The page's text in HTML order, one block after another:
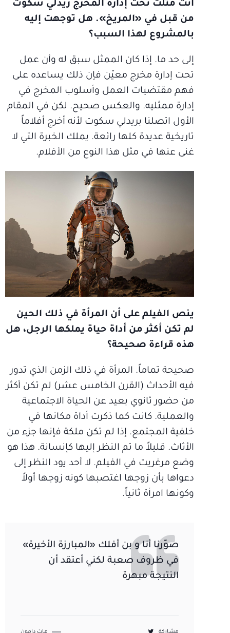
أنت مثلت تحت إدارة المخرج ريدلي سكوت
من قبل في «المريخ». هل توجهت إليه
بالمشروع لهذا السبب؟
إلى حد ما. إذا كان الممثل سبق له وأن عمل
تحت إدارة مخرج معيّن فإن ذلك يساعده على
فهم مقتضيات العمل وأسلوب المخرج في
إدارة ممثليه. والعكس صحيح. لكن في المقام
الأول اتصلنا بريدلي سكوت لأنه أخرج أفلاماً
تاريخية عديدة كلها رائعة. يملك الخبرة التي لا
غنى عنها في مثل هذا النوع من الأفلام.
ينص الفيلم على أن المرأة في ذلك الحين
لم تكن أكثر من أداة حياة يملكها الرجل، هل
هذه قراءة صحيحة؟
صحيحة تماماً. المرأة في ذلك الزمن الذي تدور
فيه الأحداث (القرن الخامس عشر) لم تكن أكثر
من حضور ثانوي بعيد عن الحياة الاجتماعية
والعملية. كانت كما ذكرت أداة مكانها في
خلفية المجتمع. إذا لم تكن ملكة فإنها جزء من
الأثاث. قليلاً ما تم النظر إليها كإنسانة. هذا هو
وضع مرغريت في الفيلم. لا أحد يود النظر إلى
دعواها بأن زوجها اغتصبها كونه زوجها أولاً
وكونها امرأة ثانياً.
صوّرنا أنا و بن أفلك «المبارزة الأخيرة»
في ظروف صعبة لكني أعتقد أن
النتيجة مبهرة